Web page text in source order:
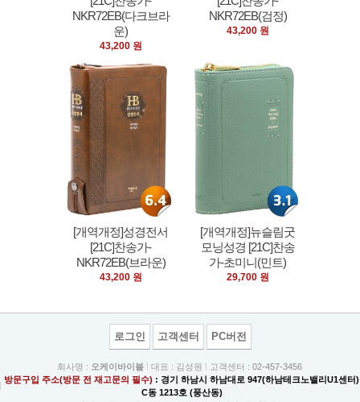
NKR72EB(다크브라
운)
43,200 원
NKR72EB(검정)
43,200 원
[개역개정]성경전서
[21C]찬송가-
NKR72EB(브라운)
43,200 원
[개역개정]뉴슬림굿
모닝성경 [21C]찬송
가-초미니(민트)
29,700 원
로그인 고객센터 PC버전
회사명 : 오케이바이블 대표 : 김성원 고객센터 : 02-457-3456
방문구입 주소(방문 전 재고문의 필수) : 경기 하남시 하남대로 947(하남테크노밸리U1센터)
C동 1213호 (풍산동)